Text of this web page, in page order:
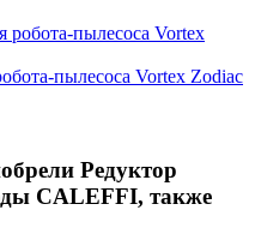
пылесоса Vortex Zodiac
Редуктор
CALEFFI, также